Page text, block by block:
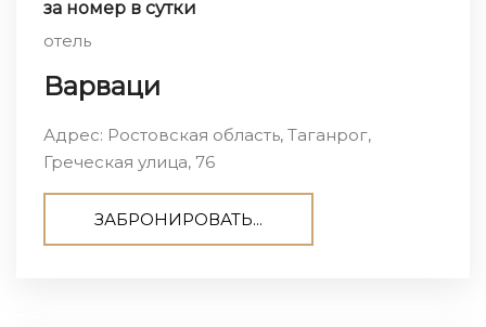
за номер в сутки
отель
Варваци
Адрес: Ростовская область, Таганрог,
Греческая улица, 76
ЗАБРОНИРОВАТЬ...